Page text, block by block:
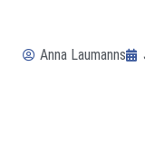
Anna Laumanns